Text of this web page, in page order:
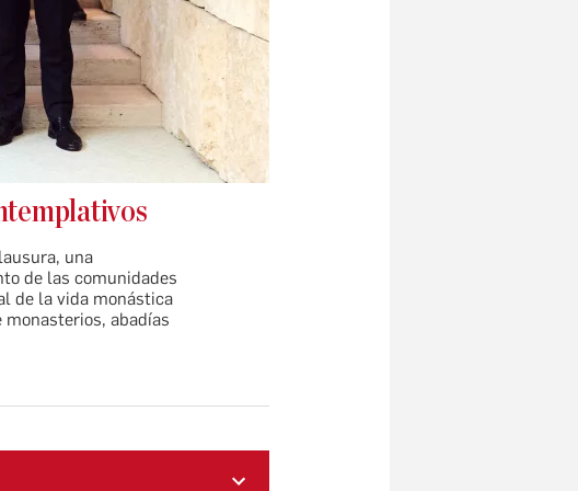
una
de las comunidades
de la vida monástica
abadías